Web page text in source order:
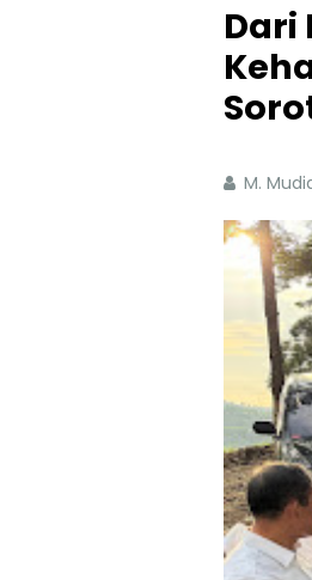
Dari
M.